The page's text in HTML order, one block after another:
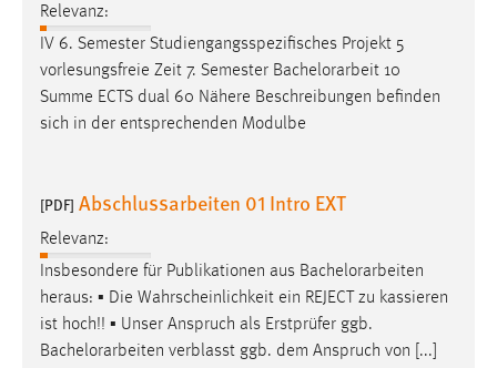
Relevanz:
IV 6. Semester Studiengangsspezifisches Projekt 5
vorlesungsfreie Zeit 7. Semester Bachelorarbeit 10
Summe ECTS dual 60 Nähere Beschreibungen befinden
sich in der entsprechenden Modulbe
[PDF] Abschlussarbeiten 01 Intro EXT
Relevanz:
Insbesondere für Publikationen aus Bachelorarbeiten
heraus: ▪ Die Wahrscheinlichkeit ein REJECT zu kassieren
ist hoch!! ▪ Unser Anspruch als Erstprüfer ggb.
Bachelorarbeiten verblasst ggb. dem Anspruch von [...]
MibewSessionID, MIBEW_UserID, mibew_locale, mibew-
chat-frame-style-5e9dbeb1811c0446
Zweck:
Wird benötigt um die Chatfunktion nutzen zu können.
Jahre, MIBEW_UserID = 1 Jahr
Login
Name:
fe_user, be_user, be_lastLoginProvider